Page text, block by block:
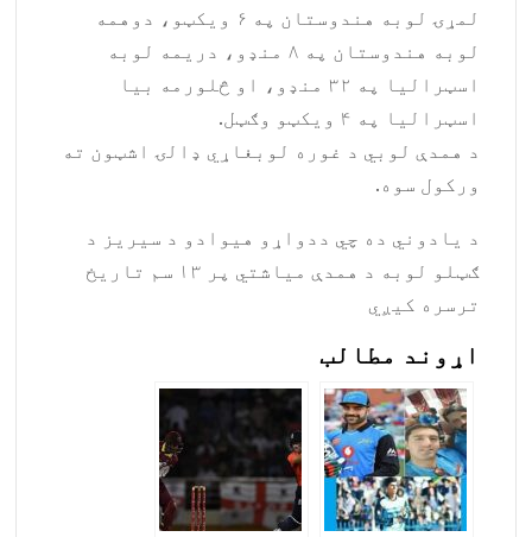
لمړۍ لوبه هندوستان په ۶ ویکټو، دوهمه
لوبه هندوستان په ۸ منډو، دریمه لوبه
اسټرالیا په ۳۲ منډو، او څلورمه بیا
اسټرالیا په ۴ ویکټو وګټل.
د همدې لوبي د غوره لوبغاړي ډالۍ اشټون ته
ورکول سوه.
د یادوني ده چي ددواړو هیوادو د سیریز د
ګټلو لوبه د همدې میاشتي پر ۱۳ سم تاریخ
ترسره کیږي
اړوند مطالب